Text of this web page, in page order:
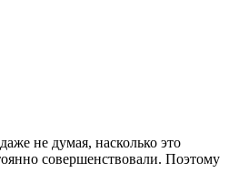
не думая, насколько это
совершенствовали. Поэтому